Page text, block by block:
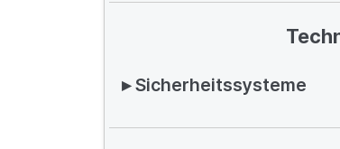
▸ Sicherheitssysteme